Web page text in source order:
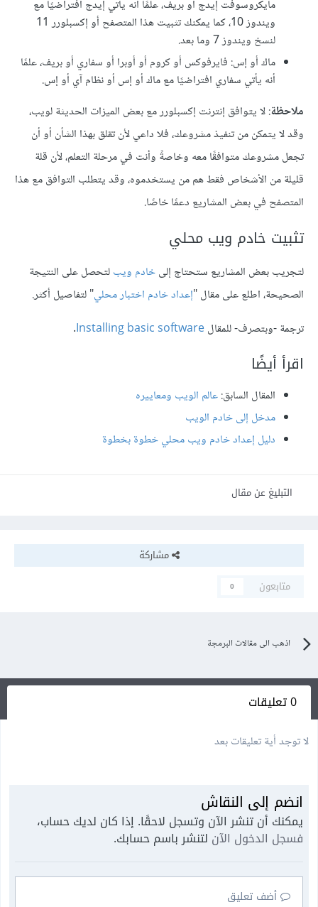
مايكروسوفت إيدج أو بريف، علمًا أنه يأتي إيدج افتراضيًا مع
ويندوز 10، كما يمكنك تثبيت هذا المتصفح أو إكسبلورر 11
لنسخ ويندوز 7 وما بعد.
ماك أو إس: فايرفوكس أو كروم أو أوبرا أو سفاري أو بريف، علمًا
أنه يأتي سفاري افتراضيًا مع ماك أو إس أو نظام آي أو إس.
ملاحظة: لا يتوافق إنترنت إكسبلورر مع بعض الميزات الحديثة لويب،
وقد لا يتمكن من تنفيذ مشروعك، فلا داعي لأن تقلق بهذا الشأن أو أن
تجعل مشروعك متوافقًا معه وخاصةً وأنت في مرحلة التعلم، لأن قلة
قليلة من الأشخاص فقط هم من يستخدموه، وقد يتطلب التوافق مع هذا
المتصفح في بعض المشاريع دعمًا خاصًا.
تثبيت خادم ويب محلي
لتجريب بعض المشاريع ستحتاج إلىخادم ويبلتحصل على النتيجة
الصحيحة، اطلع على مقال "إعداد خادم اختبار محلي" لتفاصيل أكثر.
ترجمة -وبتصرف- للمقالInstalling basic software
.
اقرأ أيضًا
المقال السابق:عالم الويب ومعاييره
مدخل إلى خادم الويب
دليل إعداد خادم ويب محلي خطوة بخطوة
التبليغ عن مقال
مشاركة
متابعون
0
اذهب الى مقالات البرمجة
0 تعليقات
لا توجد أية تعليقات بعد
انضم إلى النقاش
يمكنك أن تنشر الآن وتسجل لاحقًا. إذا كان لديك حساب،
فسجل الدخول الآن لتنشر باسم حسابك.
أضف تعليق